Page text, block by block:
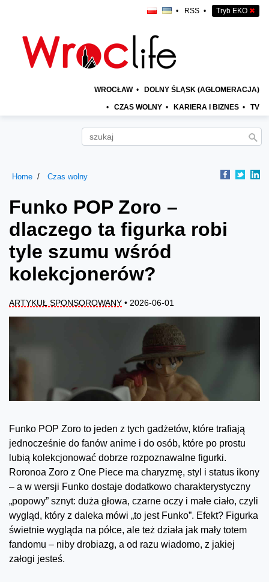
• RSS • Tryb EKO ✖
WROCŁAW • DOLNY ŚLĄSK (AGLOMERACJA)
• CZAS WOLNY • KARIERA I BIZNES • TV
Home Czas wolny
Funko POP Zoro –
dlaczego ta figurka robi
tyle szumu wśród
kolekcjonerów?
ARTYKUŁ SPONSOROWANY • 2026-06-01
Funko POP Zoro to jeden z tych gadżetów, które trafiają
jednocześnie do fanów anime i do osób, które po prostu
lubią kolekcjonować dobrze rozpoznawalne figurki.
Roronoa Zoro z One Piece ma charyzmę, styl i status ikony
– a w wersji Funko dostaje dodatkowo charakterystyczny
„popowy” sznyt: duża głowa, czarne oczy i małe ciało, czyli
wygląd, który z daleka mówi „to jest Funko”. Efekt? Figurka
świetnie wygląda na półce, ale też działa jak mały totem
fandomu – niby drobiazg, a od razu wiadomo, z jakiej
załogi jesteś.